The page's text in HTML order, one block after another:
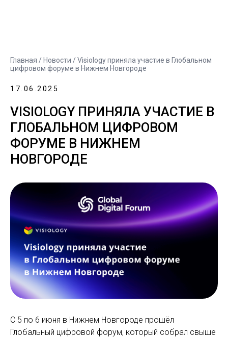
Главная / Новости / Visiology приняла участие в Глобальном
цифровом форуме в Нижнем Новгороде
17.06.2025
VISIOLOGY ПРИНЯЛА УЧАСТИЕ В
ГЛОБАЛЬНОМ ЦИФРОВОМ
ФОРУМЕ В НИЖНЕМ
НОВГОРОДЕ
С 5 по 6 июня в Нижнем Новгороде прошёл
Глобальный цифровой форум, который собрал свыше